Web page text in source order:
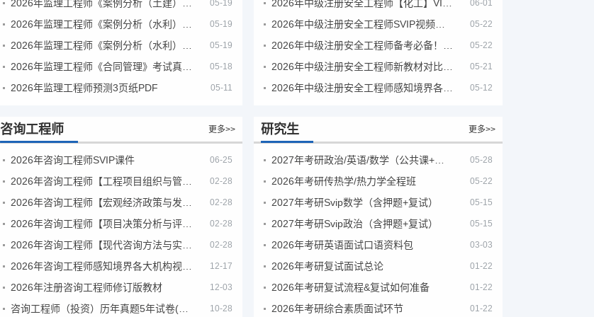
05-19
05-19
05-19
05-18
2026年监理工程师预测3页纸PDF 05-11
06-01
2026年中级注册安全工程师SVIP视频课程 05-22
05-22
05-21
2026年中级注册安全工程师感知境界各大机构课程 05-12
咨询工程师 更多>>
2026年咨询工程师SVIP课件 06-25
02-28
02-28
02-28
02-28
12-17
2026年注册咨询工程师修订版教材 12-03
10-28
研究生 更多>>
2027年考研政治/英语/数学（公共课+专业课） 05-28
2026年考研传热学/热力学全程班 05-22
2027年考研Svip数学（含押题+复试） 05-15
2027年考研Svip政治（含押题+复试） 05-15
2026年考研英语面试口语资料包 03-03
2026年考研复试面试总论 01-22
2026年考研复试流程&复试如何准备 01-22
2026年考研综合素质面试环节 01-22